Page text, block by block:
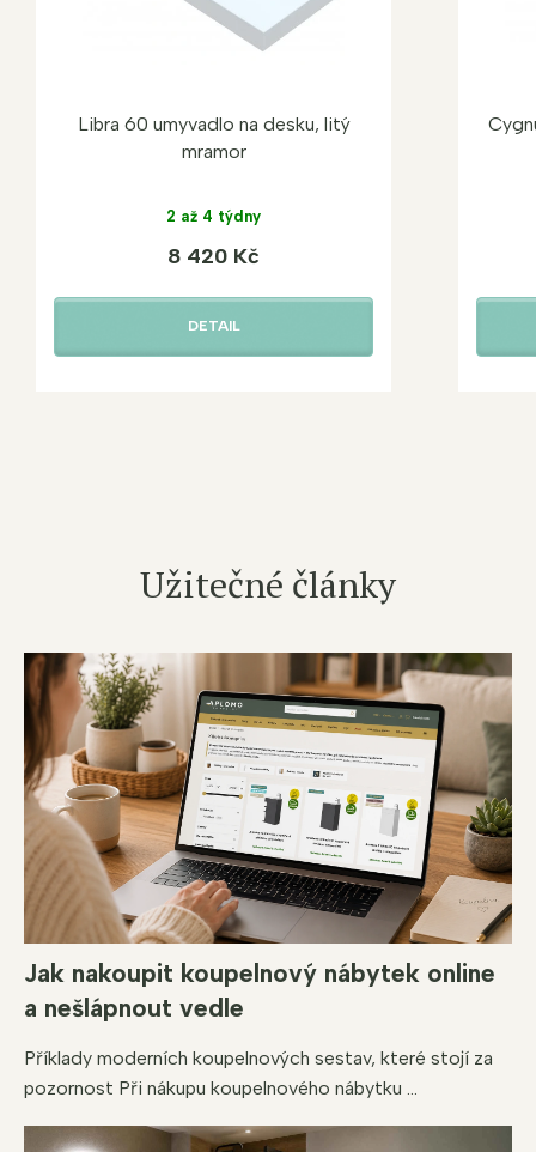
Libra 60 umyvadlo na desku, litý
mramor
2 až 4 týdny
8 420 Kč
DETAIL
Užitečné články
Jak nakoupit koupelnový nábytek online
a nešlápnout vedle
Příklady moderních koupelnových sestav, které stojí za
pozornost Při nákupu koupelnového nábytku ...